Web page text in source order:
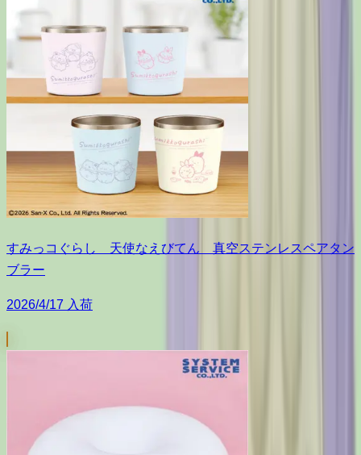
すみっコぐらし 天使なえびてん 真空ステンレスペアタン
ブラー
2026/4/17 入荷